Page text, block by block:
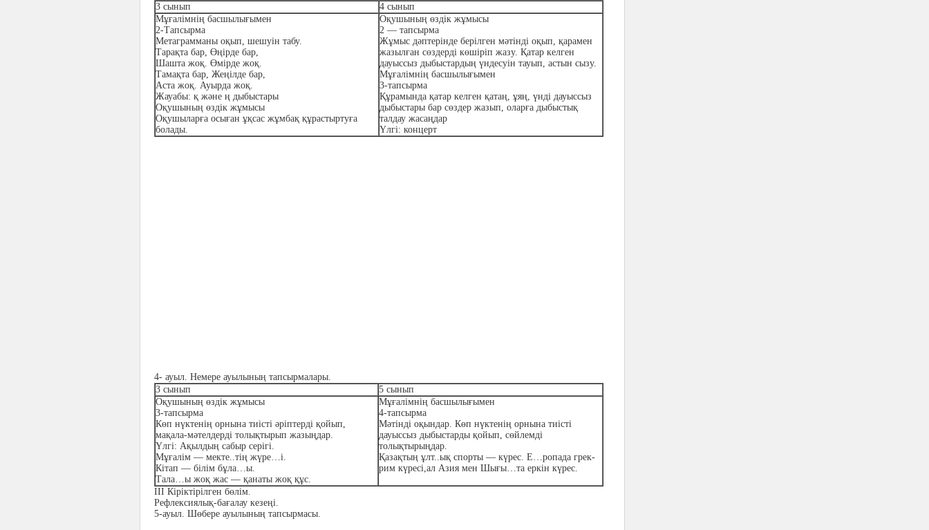
3 сынып
4 сынып
Мұғалімнің басшылығымен
2-Тапсырма
Метаграмманы оқып, шешуін табу.
Тарақта бар, Өңірде бар,
Шашта жоқ. Өмірде жоқ.
Тамақта бар, Жеңілде бар,
Аста жоқ. Ауырда жоқ.
Жауабы: қ және ң дыбыстары
Оқушының өздік жұмысы
Оқушыларға осыған ұқсас жұмбақ құрастыртуға
болады.
Оқушының өздік жұмысы
2 — тапсырма
Жұмыс дәптерінде берілген мәтінді оқып, қарамен
жазылған сөздерді көшіріп жазу. Қатар келген
дауыссыз дыбыстардың үндесуін тауып, астын сызу.
Мұғалімнің басшылығымен
3-тапсырма
Құрамында қатар келген қатаң, ұяң, үнді дауыссыз
дыбыстары бар сөздер жазып, оларға дыбыстық
талдау жасаңдар
Үлгі: концерт
4- ауыл. Немере ауылының тапсырмалары.
3 сынып
5 сынып
Оқушының өздік жұмысы
3-тапсырма
Көп нүктенің орнына тиісті әріптерді қойып,
мақала-мәтелдерді толықтырып жазыңдар.
Үлгі: Ақылдың сабыр серігі.
Мұғалім — мекте..тің жүре…і.
Кітап — білім бұла…ы.
Тала…ы жоқ жас — қанаты жоқ құс.
Мұғалімнің басшылығымен
4-тапсырма
Мәтінді оқындар. Көп нүктенің орнына тиісті
дауыссыз дыбыстарды қойып, сөйлемді
толықтырыңдар.
Қазақтың ұлт..ық спорты — күрес. Е…ропада грек-
рим күресі,ал Азия мен Шығы…та еркін күрес.
ІІІ Кіріктірілген бөлім.
Рефлексиялық-бағалау кезеңі.
5-ауыл. Шөбере ауылының тапсырмасы.